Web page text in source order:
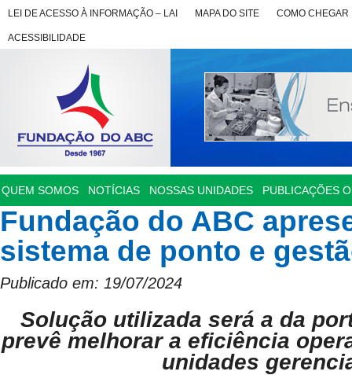
LEI DE ACESSO À INFORMAÇÃO – LAI MAPA DO SITE COMO CHEGAR
ACESSIBILIDADE
QUEM SOMOS NOTÍCIAS NOSSAS UNIDADES PUBLICAÇÕES
Fundação do ABC
sistema de ponto e
Publicado em: 19/07/2024
Solução utilizada será a da
prevê melhorar a eficiência
unidades